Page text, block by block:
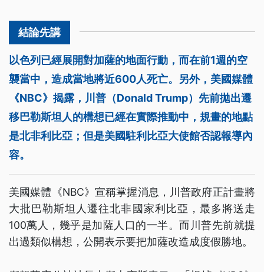
以色列已經展開對加薩的地面行動，而在前1週的空
襲當中，造成當地將近600人死亡。另外，美國媒體
《NBC》揭露，川普（Donald Trump）先前拋出遷
移巴勒斯坦人的構想已經在實際推動中，規畫的地點
是北非利比亞；但是美國駐利比亞大使館否認報導內
容。
美國媒體《NBC》宣稱掌握消息，川普政府正計畫將
大批巴勒斯坦人遷往北非國家利比亞，最多將送走
100萬人，幾乎是加薩人口的一半。而川普先前就提
出過類似構想，公開表示要把加薩改造成度假勝地。